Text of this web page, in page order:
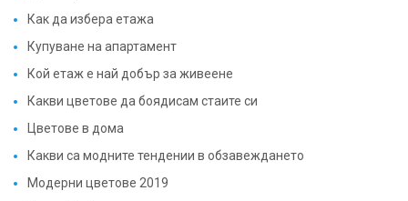
Как да избера етажа
Купуване на апартамент
Кой етаж е най добър за живеене
Какви цветове да боядисам стаите си
Цветове в дома
Какви са модните тендении в обзавеждането
Модерни цветове 2019